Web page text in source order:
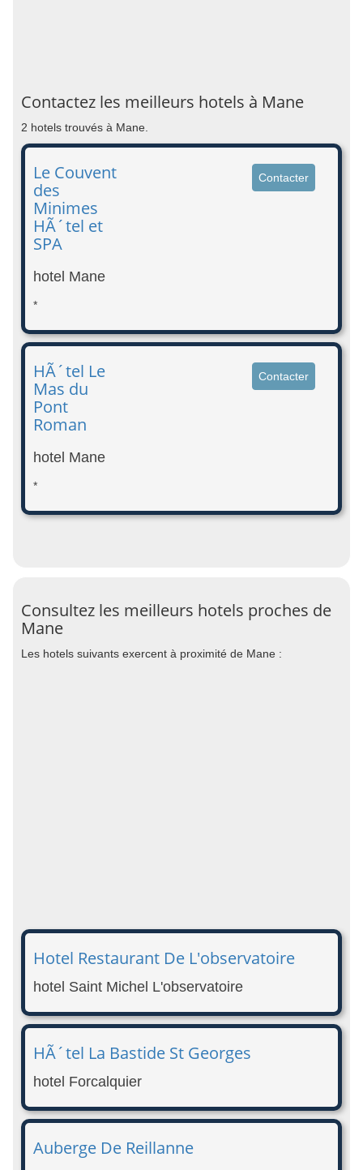
Contactez les meilleurs hotels à Mane
2 hotels trouvés à Mane.
Le Couvent
des
Minimes
HÃ´tel et
SPA
Contacter
hotel Mane
*
HÃ´tel Le
Mas du
Pont
Roman
Contacter
hotel Mane
*
Consultez les meilleurs hotels proches de
Mane
Les hotels suivants exercent à proximité de Mane :
Hotel Restaurant De L'observatoire
hotel Saint Michel L'observatoire
HÃ´tel La Bastide St Georges
hotel Forcalquier
Auberge De Reillanne